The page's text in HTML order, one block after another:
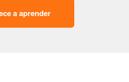
a aprender